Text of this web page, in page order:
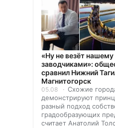
«Ну не везёт нашему
заводчиками»:
сравнил Нижний
Магнитогорск
05.08
Схожие
демонстрируют
разный подход
градообразующих
считает Анатолий